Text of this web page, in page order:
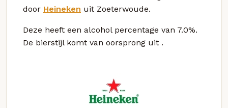
door Heineken uit Zoeterwoude.
Deze heeft een alcohol percentage van 7.0%.
De bierstijl komt van oorsprong uit .